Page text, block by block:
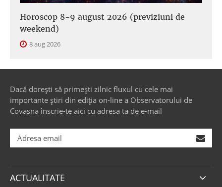
Horoscop 8-9 august 2026 (previziuni de
weekend)
8 aug 2026
Dacă dorești să primești zilnic fluxul cu cele mai
importante știri din ediția on-line a Observatorului de
Covasna înscrie-te aici cu adresa ta de e-mail
ACTUALITATE